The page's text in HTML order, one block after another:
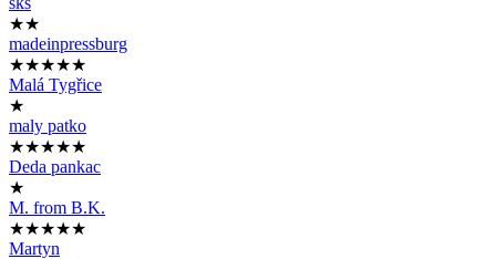
★★
madeinpressburg
★★★★★
Malá Tygřice
★
maly patko
★★★★★
Deda pankac
★
M. from B.K.
★★★★★
Martyn